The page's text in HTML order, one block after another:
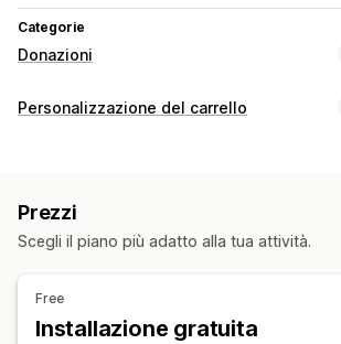
Categorie
Donazioni
Tipo di ente di beneficenza
Gestione delle donazioni
Importo di arrotondamento
Sconti
Multilingua
Condivisione sui social
Personalizzazione del carrello
Premi progressivi
Prezzi
Scegli il piano più adatto alla tua attività.
Free
Installazione gratuita